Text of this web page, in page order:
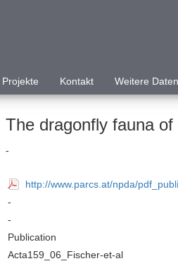
Projekte Kontakt Weitere
-
http://www.parcs.at/npda/
-
-
Publication
Acta159_06_Fischer-et-al